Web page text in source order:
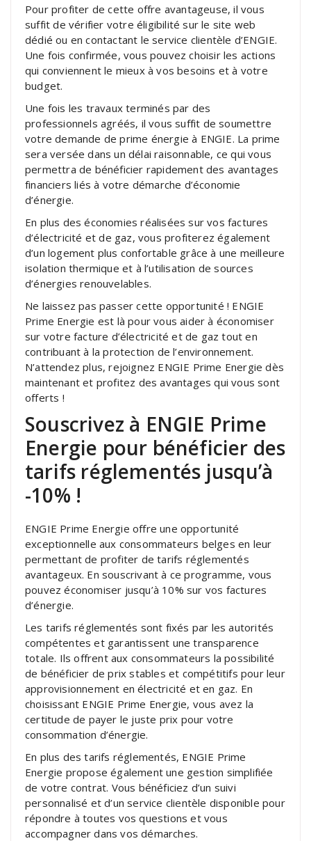
Pour profiter de cette offre avantageuse, il vous
suffit de vérifier votre éligibilité sur le site web
dédié ou en contactant le service clientèle d’ENGIE.
Une fois confirmée, vous pouvez choisir les actions
qui conviennent le mieux à vos besoins et à votre
budget.
Une fois les travaux terminés par des
professionnels agréés, il vous suffit de soumettre
votre demande de prime énergie à ENGIE. La prime
sera versée dans un délai raisonnable, ce qui vous
permettra de bénéficier rapidement des avantages
financiers liés à votre démarche d’économie
d’énergie.
En plus des économies réalisées sur vos factures
d’électricité et de gaz, vous profiterez également
d’un logement plus confortable grâce à une meilleure
isolation thermique et à l’utilisation de sources
d’énergies renouvelables.
Ne laissez pas passer cette opportunité ! ENGIE
Prime Energie est là pour vous aider à économiser
sur votre facture d’électricité et de gaz tout en
contribuant à la protection de l’environnement.
N’attendez plus, rejoignez ENGIE Prime Energie dès
maintenant et profitez des avantages qui vous sont
offerts !
Souscrivez à ENGIE Prime
Energie pour bénéficier des
tarifs réglementés jusqu’à
-10% !
ENGIE Prime Energie offre une opportunité
exceptionnelle aux consommateurs belges en leur
permettant de profiter de tarifs réglementés
avantageux. En souscrivant à ce programme, vous
pouvez économiser jusqu’à 10% sur vos factures
d’énergie.
Les tarifs réglementés sont fixés par les autorités
compétentes et garantissent une transparence
totale. Ils offrent aux consommateurs la possibilité
de bénéficier de prix stables et compétitifs pour leur
approvisionnement en électricité et en gaz. En
choisissant ENGIE Prime Energie, vous avez la
certitude de payer le juste prix pour votre
consommation d’énergie.
En plus des tarifs réglementés, ENGIE Prime
Energie propose également une gestion simplifiée
de votre contrat. Vous bénéficiez d’un suivi
personnalisé et d’un service clientèle disponible pour
répondre à toutes vos questions et vous
accompagner dans vos démarches.